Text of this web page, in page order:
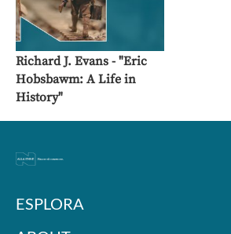
ARTE
LETTERATURA MONDO ANTICO
POLITICA SCIENZE
Richard J. Evans - "Eric
Hobsbawm: A Life in
History"
ESPLORA